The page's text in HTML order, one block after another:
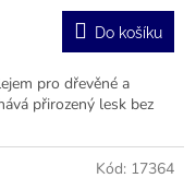
Do košíku
pro dřevěné a
přirozený lesk bez
Kód: 17364